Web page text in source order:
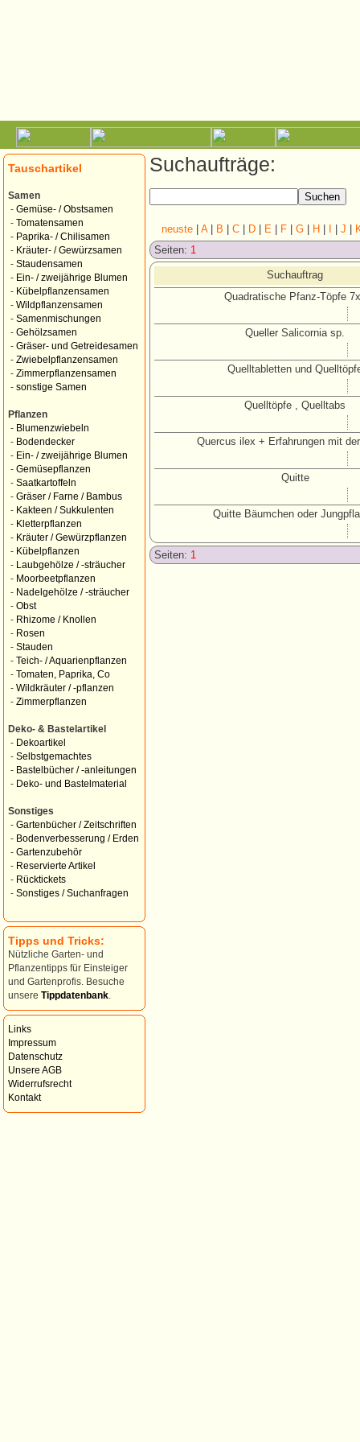
Tauschartikel
Samen
- Gemüse- / Obstsamen
- Tomatensamen
- Paprika- / Chilisamen
- Kräuter- / Gewürzsamen
- Staudensamen
- Ein- / zweijährige Blumen
- Kübelpflanzensamen
- Wildpflanzensamen
- Samenmischungen
- Gehölzsamen
- Gräser- und Getreidesamen
- Zwiebelpflanzensamen
- Zimmerpflanzensamen
- sonstige Samen
Pflanzen
- Blumenzwiebeln
- Bodendecker
- Ein- / zweijährige Blumen
- Gemüsepflanzen
- Saatkartoffeln
- Gräser / Farne / Bambus
- Kakteen / Sukkulenten
- Kletterpflanzen
- Kräuter / Gewürzpflanzen
- Kübelpflanzen
-
Laubgehölze / -sträucher
- Moorbeetpflanzen
- Nadelgehölze / -sträucher
- Obst
- Rhizome / Knollen
- Rosen
- Stauden
- Teich- / Aquarienpflanzen
- Tomaten, Paprika, Co
- Wildkräuter / -pflanzen
- Zimmerpflanzen
Deko- & Bastelartikel
- Dekoartikel
- Selbstgemachtes
- Bastelbücher / -anleitungen
- Deko- und Bastelmaterial
Sonstiges
- Gartenbücher / Zeitschriften
- Bodenverbesserung / Erden
- Gartenzubehör
- Reservierte Artikel
- Rücktickets
- Sonstiges / Suchanfragen
Tipps und Tricks:
Nützliche Garten- und
Pflanzentipps für Einsteiger
und Gartenprofis. Besuche
unsere Tippdatenbank
Links
Impressum
Datenschutz
Unsere AGB
Widerrufsrecht
Kontakt
Suchaufträge:
neuste A| B C D E F G H J
Seiten: 1
Suchauftrag
Quadratische Pfanz-Töpfe
Queller Salicornia sp.
Quelltabletten und
Quelltöpfe , Quelltabs
Quercus ilex + Erfahrungen mit
Quitte
Quitte Bäumchen oder
Seiten: 1